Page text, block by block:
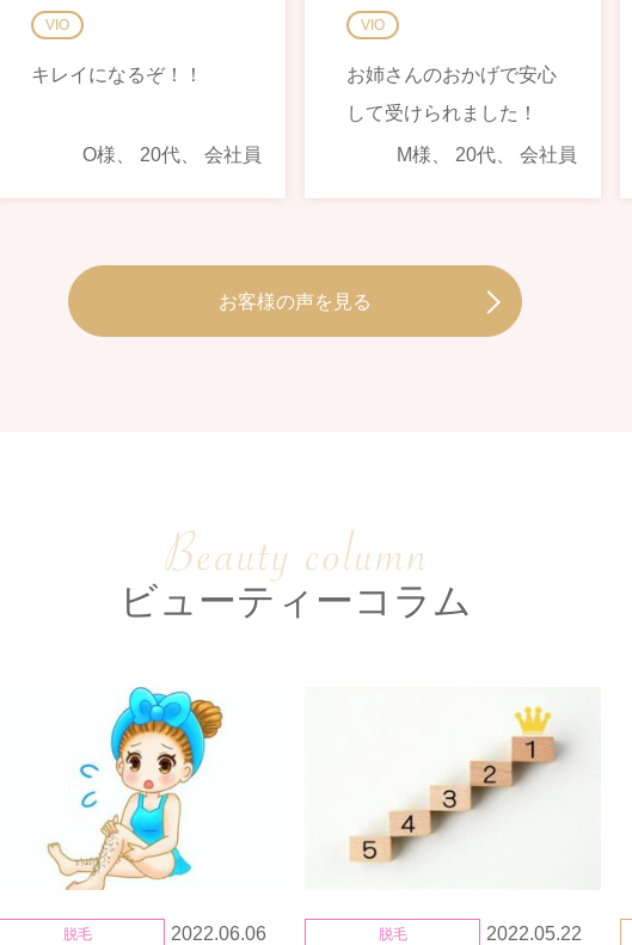
VIO
キレイになるぞ！！
O様、 20代、 会社員
VIO
お姉さんのおかげで安心
して受けられました！
M様、 20代、 会社員
お客様の声を見る
ビューティーコラム
脱毛 2022.06.06 脱毛 2022.05.22